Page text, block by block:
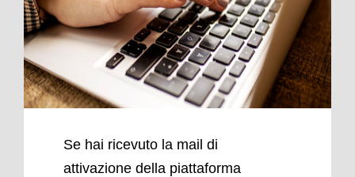
Se hai ricevuto la mail di
attivazione della piattaforma